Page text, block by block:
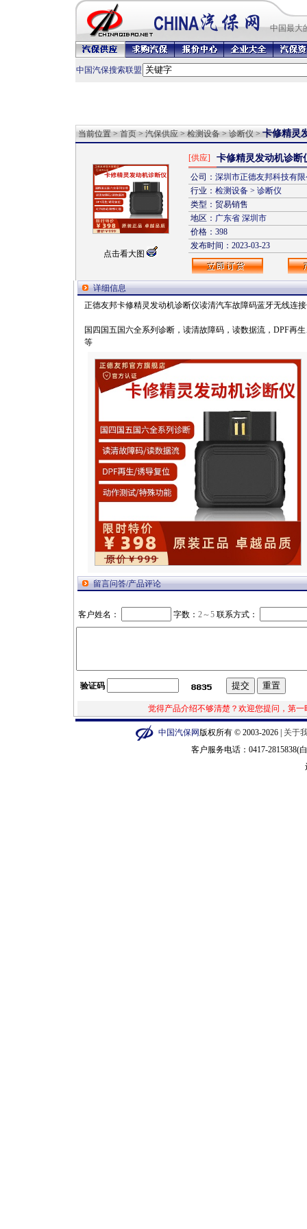
中国最大
中国汽保搜索联盟
当前位置 > 首页 > 汽保供应 > 检测设备 > 诊断仪 > 卡修精灵
点击看大图
[供应] 卡修精灵发动机诊断
公司： 深圳市正德友邦科技有
行业： 检测设备 > 诊断仪
类型：贸易销售
地区： 广东省 深圳市
价格：398
发布时间：2023-03-23
详细信息
正德友邦卡修精灵发动机诊断仪读清汽车故障码蓝牙无线连
国四国五国六全系列诊断，读清故障码，读数据流，DPF再
等
留言问答/产品评论
客户姓名： 字数： 2～5联系方式：
验证码
觉得产品介绍不够清楚？欢迎您提问，第一
中国汽保网版权所有 © 2003-2026 | 关于
客户服务电话：0417-